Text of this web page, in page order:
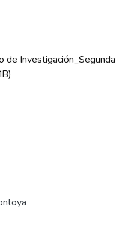
de Investigación_Segunda